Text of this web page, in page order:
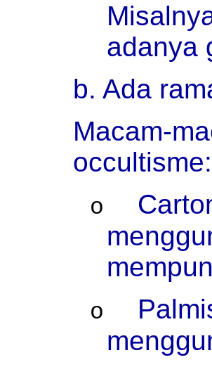
adanya
b. Ada
Macam-
occultisme:
o
o